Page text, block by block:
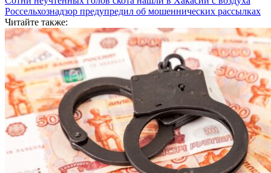
Россельхознадзор предупредил об мошеннических рассылках
Читайте также: